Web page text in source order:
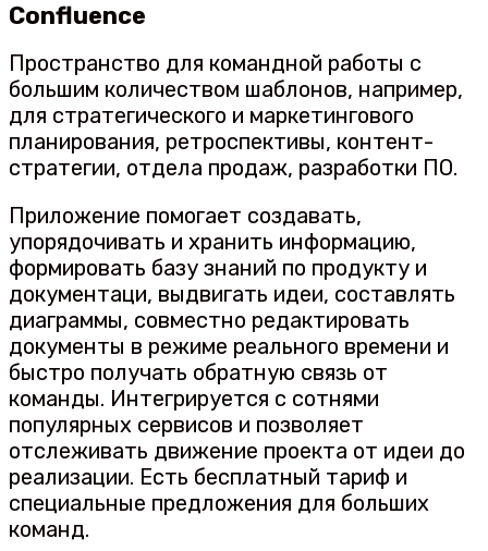
Confluence
Пространство для командной работы с
большим количеством шаблонов, например,
для стратегического и маркетингового
планирования, ретроспективы, контент-
стратегии, отдела продаж, разработки ПО.
Приложение помогает создавать,
упорядочивать и хранить информацию,
формировать базу знаний по продукту и
документаци, выдвигать идеи, составлять
диаграммы, совместно редактировать
документы в режиме реального времени и
быстро получать обратную связь от
команды. Интегрируется с сотнями
популярных сервисов и позволяет
отслеживать движение проекта от идеи до
реализации. Есть бесплатный тариф и
специальные предложения для больших
команд.